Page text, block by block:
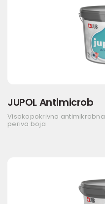
JUPOL Antimicrob
Visokopokrivna antimikrobna
periva boja